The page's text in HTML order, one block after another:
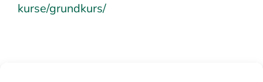
kurse/grundkurs/